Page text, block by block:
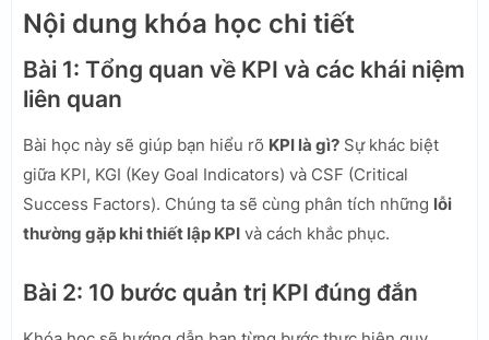
Nội dung khóa học chi tiết
Bài 1: Tổng quan về KPI và các khái niệm
liên quan
Bài học này sẽ giúp bạn hiểu rõ KPI là gì? Sự khác biệt
giữa KPI, KGI (Key Goal Indicators) và CSF (Critical
Success Factors). Chúng ta sẽ cùng phân tích những lỗi
thường gặp khi thiết lập KPI và cách khắc phục.
Bài 2: 10 bước quản trị KPI đúng đắn